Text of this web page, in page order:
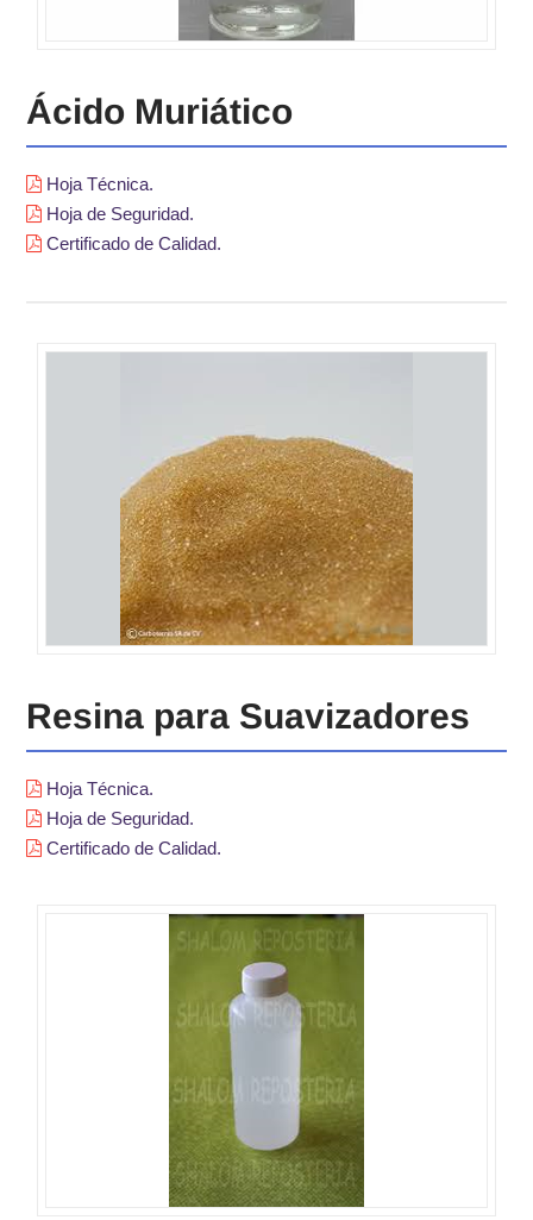
Ácido Muriático
Hoja Técnica.
Hoja de Seguridad.
Certificado de Calidad.
Resina para Suavizadores
Hoja Técnica.
Hoja de Seguridad.
Certificado de Calidad.